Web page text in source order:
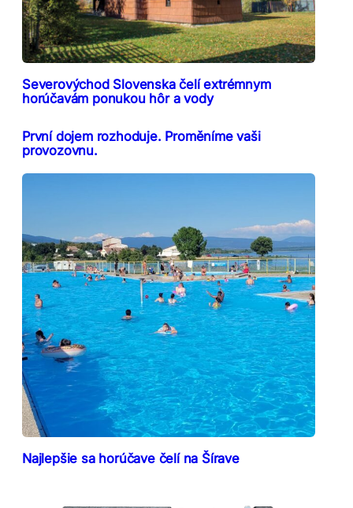
Severovýchod Slovenska čelí extrémnym
horúčavám ponukou hôr a vody
První dojem rozhoduje. Proměníme vaši
provozovnu.
Najlepšie sa horúčave čelí na Šírave